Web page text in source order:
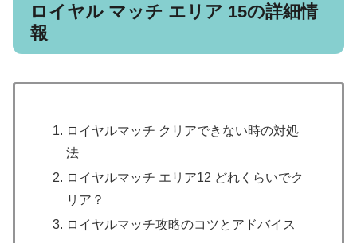
ロイヤル マッチ エリア 15の詳細情
報
ロイヤルマッチ クリアできない時の対処
法
ロイヤルマッチ エリア12 どれくらいでク
リア？
ロイヤルマッチ攻略のコツとアドバイス